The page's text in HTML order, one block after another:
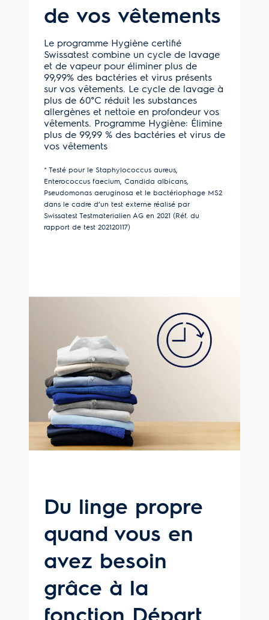
de vos vêtements
Le programme Hygiène certifié
Swissatest combine un cycle de lavage
et de vapeur pour éliminer plus de
99,99% des bactéries et virus présents
sur vos vêtements. Le cycle de lavage à
plus de 60°C réduit les substances
allergènes et nettoie en profondeur vos
vêtements. Programme Hygiène: Élimine
plus de 99,99 % des bactéries et virus de
vos vêtements
* Testé pour le Staphylococcus aureus,
Enterococcus faecium, Candida albicans,
Pseudomonas aeruginosa et le bactériophage MS2
dans le cadre d’un test externe réalisé par
Swissatest Testmaterialien AG en 2021 (Réf. du
rapport de test 202120117)
Du linge propre
quand vous en
avez besoin
grâce à la
fonction Départ